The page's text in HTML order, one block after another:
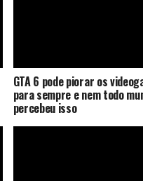
GTA 6 pode piorar os
para sempre e nem todo
percebeu isso